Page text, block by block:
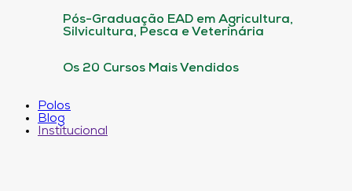
Pós-Graduação EAD em Agricultura,
Silvicultura, Pesca e Veterinária
Os 20 Cursos Mais Vendidos
Polos
Blog
Institucional